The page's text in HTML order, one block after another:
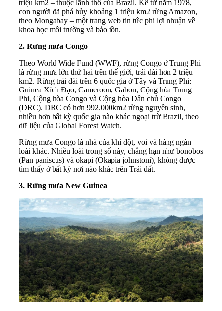
triệu km2 – thuộc lãnh thổ của Brazil. Kể từ năm 1978,
con người đã phá hủy khoảng 1 triệu km2 rừng Amazon,
theo Mongabay – một trang web tin tức phi lợi nhuận về
khoa học môi trường và bảo tồn.
2. Rừng mưa Congo
Theo World Wide Fund (WWF), rừng Congo ở Trung Phi
là rừng mưa lớn thứ hai trên thế giới, trải dài hơn 2 triệu
km2. Rừng trải dài trên 6 quốc gia ở Tây và Trung Phi:
Guinea Xích Đạo, Cameroon, Gabon, Cộng hòa Trung
Phi, Cộng hòa Congo và Cộng hòa Dân chủ Congo
(DRC). DRC có hơn 992.000km2 rừng nguyên sinh,
nhiều hơn bất kỳ quốc gia nào khác ngoại trừ Brazil, theo
dữ liệu của Global Forest Watch.
Rừng mưa Congo là nhà của khỉ đột, voi và hàng ngàn
loài khác. Nhiều loài trong số này, chẳng hạn như bonobos
(Pan paniscus) và okapi (Okapia johnstoni), không được
tìm thấy ở bất kỳ nơi nào khác trên Trái đất.
3. Rừng mưa New Guinea